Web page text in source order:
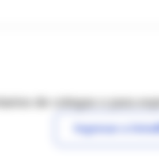
de colegas o para
Ingresar a